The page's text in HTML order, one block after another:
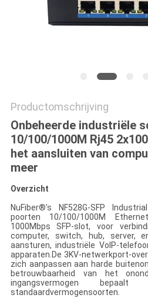
Productomschrijving
Onbeheerde industriële
10/100/1000M Rj45
het aansluiten van
meer
Overzicht
NuFiber®'s NF528G-SFP
poorten 10/100/1000M
1000Mbps SFP-slot, voor
computer, switch, hub, server,
aansturen, industriële VoIP-
apparaten.De 3KV-netwerkport-
zich aanpassen aan harde
betrouwbaarheid van het
ingangsvermogen
standaardvermogensoorten.